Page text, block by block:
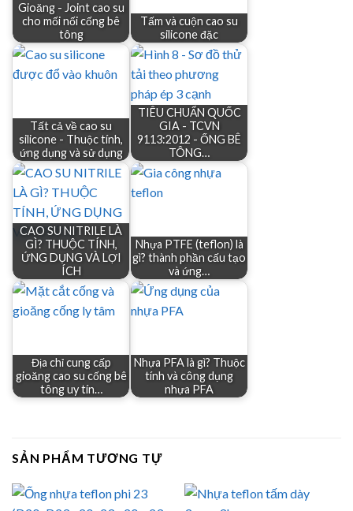
Gioăng - Joint cao su
cho mối nối cống bê
tông
Tấm và cuộn cao su
silicone đặc
Tất cả về cao su
silicone - Thuộc tính,
ứng dụng và sử dụng
TIÊU CHUẨN QUỐC
GIA - TCVN
9113:2012 - ỐNG BÊ
TÔNG…
CAO SU NITRILE LÀ
GÌ? THUỘC TÍNH,
ỨNG DỤNG VÀ LỢI
ÍCH
Nhựa PTFE (teflon) là
gì? thành phần cấu tạo
và ứng…
Địa chỉ cung cấp
gioăng cao su cống bê
tông uy tín…
Nhựa PFA là gì? Thuộc
tính và công dụng
nhựa PFA
SẢN PHẨM TƯƠNG TỰ